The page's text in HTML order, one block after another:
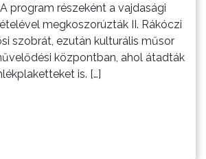
program részeként a vajdasági
megkoszorúzták II. Rákóczi
szobrát, ezután kulturális műsor
központban, ahol átadták
is. […]